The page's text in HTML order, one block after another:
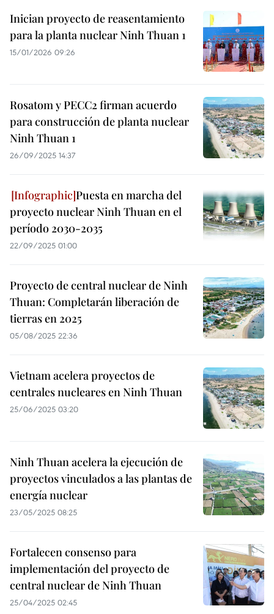
Inician proyecto de reasentamiento
para la planta nuclear Ninh Thuan 1
15/01/2026 09:26
Rosatom y PECC2 firman acuerdo
para construcción de planta nuclear
Ninh Thuan 1
26/09/2025 14:37
Puesta en marcha del
proyecto nuclear Ninh Thuan en el
período 2030-2035
22/09/2025 01:00
Proyecto de central nuclear de Ninh
Thuan: Completarán liberación de
tierras en 2025
05/08/2025 22:36
Vietnam acelera proyectos de
centrales nucleares en Ninh Thuan
25/06/2025 03:20
Ninh Thuan acelera la ejecución de
proyectos vinculados a las plantas de
energía nuclear
23/05/2025 08:25
Fortalecen consenso para
implementación del proyecto de
central nuclear de Ninh Thuan
25/04/2025 02:45